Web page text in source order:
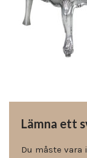
Lämna ett
Du måste vara